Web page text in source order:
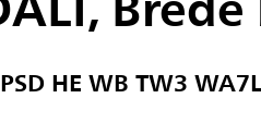
HE WB TW3